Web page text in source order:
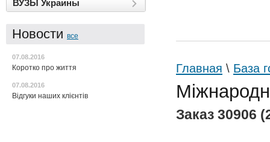
ВУЗЫ Украины
Новости все
07.08.2016
Коротко про життя
07.08.2016
Відгуки наших клієнтів
Главная \ База
Заказ 30906